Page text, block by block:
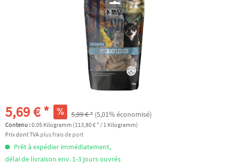
5,69 € * 5,99 € * (5,01% économisé)
Contenu :0.05 Kilogramm (113,80 € * / 1 Kilogramm)
Prix dont TVA plus frais de port
Prêt à expédier immédiatement,
délai de livraison env. 1-3 jours ouvrés